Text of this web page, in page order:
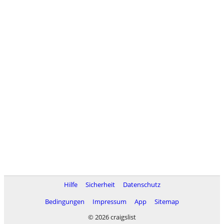
Hilfe Sicherheit
Datenschutz
Bedingungen
Impressum App
Sitemap
© 2026 craigslist